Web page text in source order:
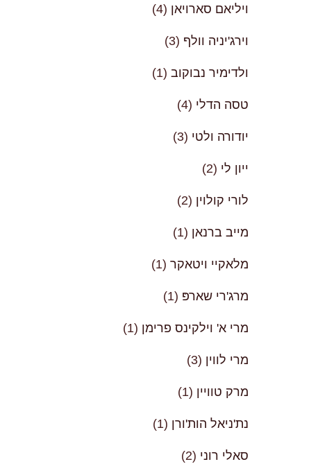
ויליאם סארויאן (4)
וירג'יניה וולף (3)
ולדימיר נבוקוב (1)
טסה הדלי (4)
יודורה ולטי (3)
ייון לי (2)
לורי קולוין (2)
מייב ברנאן (1)
מלאקיי ויטאקר (1)
מרג'רי שארפּ (1)
מרי א' וילקינס פרימן (1)
מרי לווין (3)
מרק טוויין (1)
נת'ניאל הות'ורן (1)
סאלי רוני (2)